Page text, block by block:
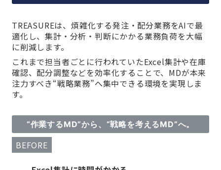
TREASUREは、煩雑化する発注・配分業務をAIで最
適化し、集計・分析・判断にかかる業務負荷を大幅
に削減します。
これまで担当者ごとに行われていたExcel集計や在庫
確認、配分調整などを効率化することで、MDが本来
注力すべき“戦略業務”へ集中できる環境を実現しま
す。
“作業するMD”から、“戦略を考えるMD”へ。
BEFORE